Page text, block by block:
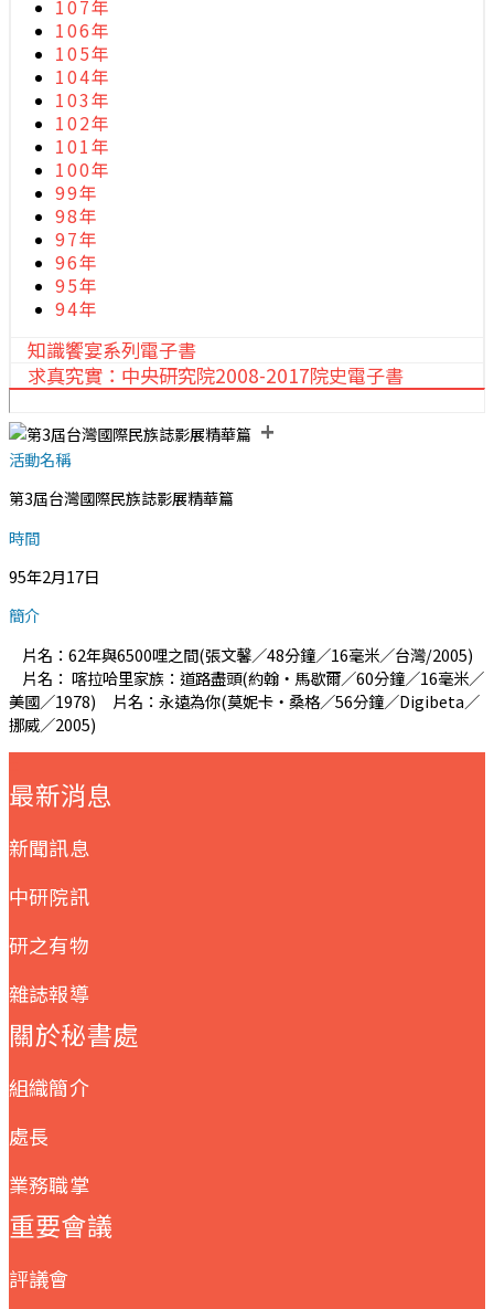
107年
106年
105年
104年
103年
102年
101年
100年
99年
98年
97年
96年
95年
94年
知識饗宴系列電子書
求真究實：中央研究院2008-2017院史電子書
+
活動名稱
第3屆台灣國際民族誌影展精華篇
時間
95年2月17日
簡介
片名：62年與6500哩之間(張文馨／48分鐘／16毫米／台灣/2005)
片名： 喀拉哈里家族：道路盡頭(約翰‧馬歇爾／60分鐘／16毫米／
美國／1978) 片名：永遠為你(莫妮卡‧桑格／56分鐘／Digibeta／
挪威／2005)
最新消息
新聞訊息
中研院訊
研之有物
雜誌報導
關於秘書處
組織簡介
處長
業務職掌
重要會議
評議會